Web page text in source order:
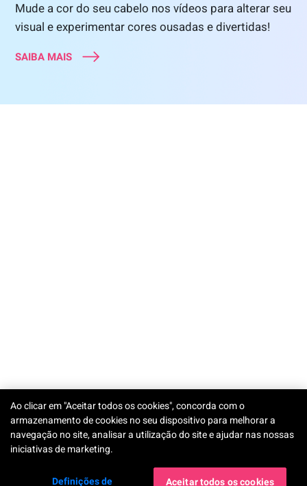
Mude a cor do seu cabelo nos vídeos para alterar seu
visual e experimentar cores ousadas e divertidas!
SAIBA MAIS
Ao clicar em "Aceitar todos os cookies", concorda com o
armazenamento de cookies no seu dispositivo para melhorar a
navegação no site, analisar a utilização do site e ajudar nas nossas
iniciativas de marketing.
Definições de
Aceitar todos os cookies